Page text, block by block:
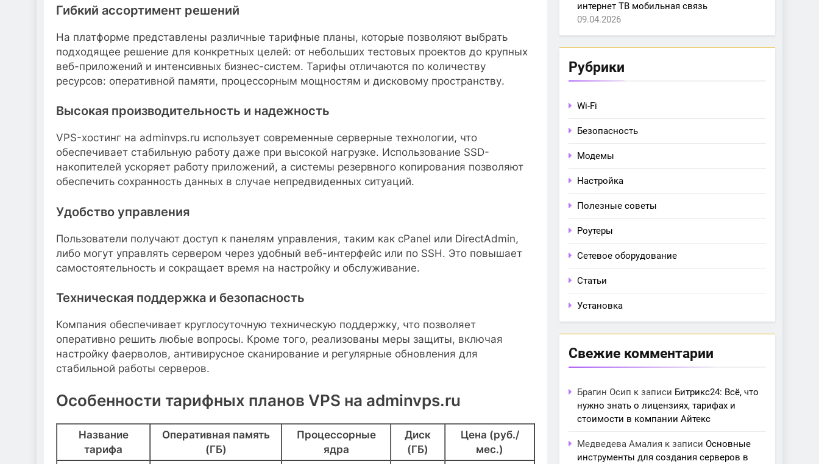
Гибкий ассортимент решений
На платформе представлены различные тарифные планы, которые позволяют выбрать
подходящее решение для конкретных целей: от небольших тестовых проектов до крупных
веб-приложений и интенсивных бизнес-систем. Тарифы отличаются по количеству
ресурсов: оперативной памяти, процессорным мощностям и дисковому пространству.
Высокая производительность и надежность
VPS-хостинг на adminvps.ru использует современные серверные технологии, что
обеспечивает стабильную работу даже при высокой нагрузке. Использование SSD-
накопителей ускоряет работу приложений, а системы резервного копирования позволяют
обеспечить сохранность данных в случае непредвиденных ситуаций.
Удобство управления
Пользователи получают доступ к панелям управления, таким как cPanel или DirectAdmin,
либо могут управлять сервером через удобный веб-интерфейс или по SSH. Это повышает
самостоятельность и сокращает время на настройку и обслуживание.
Техническая поддержка и безопасность
Компания обеспечивает круглосуточную техническую поддержку, что позволяет
оперативно решить любые вопросы. Кроме того, реализованы меры защиты, включая
настройку фаерволов, антивирусное сканирование и регулярные обновления для
стабильной работы серверов.
Особенности тарифных планов VPS на adminvps.ru
Название
тарифа
Оперативная память
(ГБ)
Процессорные
ядра
Диск
(ГБ)
Цена (руб./
мес.)
интернет ТВ мобильная связь
09.04.2026
Рубрики
Wi-Fi
Безопасность
Модемы
Настройка
Полезные советы
Роутеры
Сетевое оборудование
Статьи
Установка
Свежие комментарии
Брагин Осип к записи Битрикс24: Всё, что
нужно знать о лицензиях, тарифах и
стоимости в компании Айтекс
Медведева Амалия к записи Основные
инструменты для создания серверов в